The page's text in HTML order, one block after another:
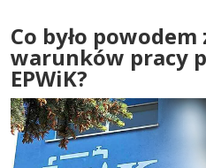
Co było
warunków pracy
EPWiK?